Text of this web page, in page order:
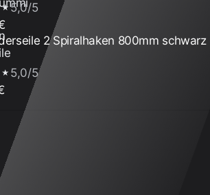
5,0/5
2 Spiralhaken 800mm schwarz
5,0/5